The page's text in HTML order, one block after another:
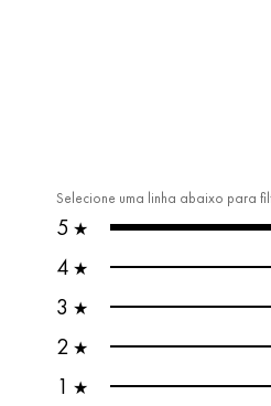
Selecione uma linha abaixo para
5 ★
4 ★
3 ★
2 ★
1 ★